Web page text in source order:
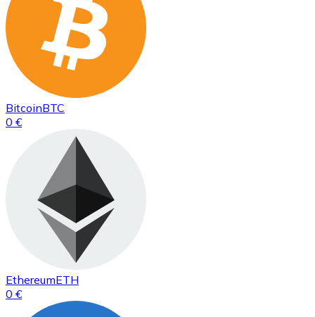
BitcoinBTC
0 €
EthereumETH
0 €